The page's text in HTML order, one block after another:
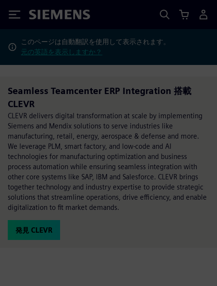
Siemens
このページは自動翻訳を使用して表示されます。
元の英語を表示しますか？
Seamless Teamcenter ERP Integration 搭載
CLEVR
CLEVR delivers digital transformation at scale by implementing
Siemens and Mendix solutions to serve industries like
manufacturing, retail, energy, aerospace & defense and more.
We leverage PLM, smart factory, and low-code and AI
technologies for manufacturing optimization and business
process automation while ensuring seamless integration with
other core systems like SAP, IBM and Salesforce. CLEVR brings
together technology and industry expertise to provide strategic
solutions that streamline operations, drive efficiency, and enable
digitalization to fit market demands.
発見 CLEVR